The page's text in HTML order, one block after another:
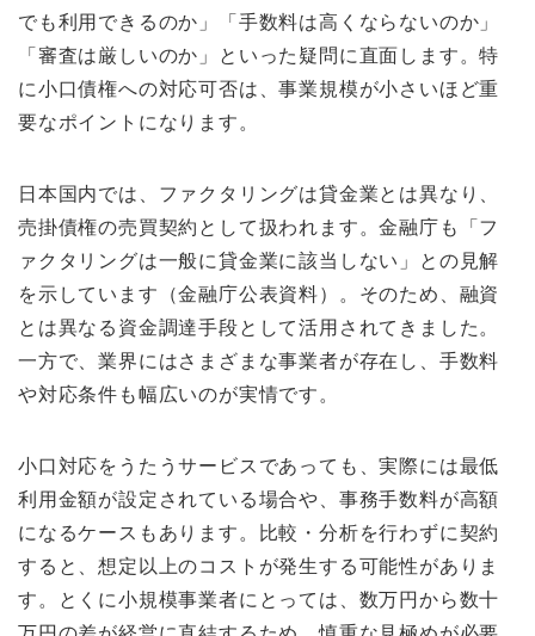
でも利用できるのか」「手数料は高くならないのか」
「審査は厳しいのか」といった疑問に直面します。特
に小口債権への対応可否は、事業規模が小さいほど重
要なポイントになります。
日本国内では、ファクタリングは貸金業とは異なり、
売掛債権の売買契約として扱われます。金融庁も「フ
ァクタリングは一般に貸金業に該当しない」との見解
を示しています（金融庁公表資料）。そのため、融資
とは異なる資金調達手段として活用されてきました。
一方で、業界にはさまざまな事業者が存在し、手数料
や対応条件も幅広いのが実情です。
小口対応をうたうサービスであっても、実際には最低
利用金額が設定されている場合や、事務手数料が高額
になるケースもあります。比較・分析を行わずに契約
すると、想定以上のコストが発生する可能性がありま
す。とくに小規模事業者にとっては、数万円から数十